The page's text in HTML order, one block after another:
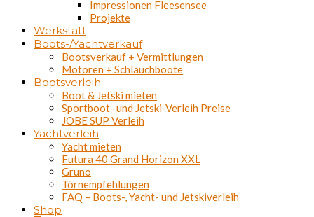
Impressionen Fleesensee
Projekte
Werkstatt
Boots-/Yachtverkauf
Bootsverkauf + Vermittlungen
Motoren + Schlauchboote
Bootsverleih
Boot & Jetski mieten
Sportboot- und Jetski-Verleih Preise
JOBE SUP Verleih
Yachtverleih
Yacht mieten
Futura 40 Grand Horizon XXL
Gruno
Törnempfehlungen
FAQ – Boots-, Yacht- und Jetskiverleih
Shop